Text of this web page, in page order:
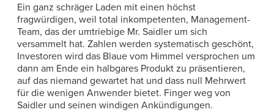
Ein ganz schräger Laden mit einen höchst
fragwürdigen, weil total inkompetenten, Management-
Team, das der umtriebige Mr. Saidler um sich
versammelt hat. Zahlen werden systematisch geschönt,
Investoren wird das Blaue vom Himmel versprochen um
dann am Ende ein halbgares Produkt zu präsentieren,
auf das niemand gewartet hat und dass null Mehrwert
für die wenigen Anwender bietet. Finger weg von
Saidler und seinen windigen Ankündigungen.